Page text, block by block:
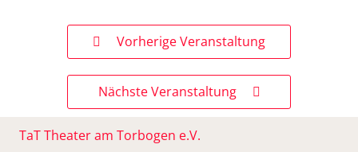
Vorherige Veranstaltung
Nächste Veranstaltung
TaT Theater am Torbogen e.V.